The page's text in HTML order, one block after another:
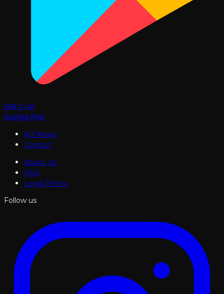
Get it on
Google Play
Art News
Contact
About Us
FAQ
Legal Terms
Follow us